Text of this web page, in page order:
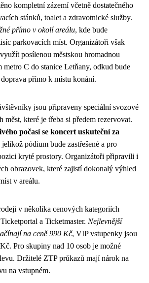
kompletní zázemí včetně dostatečného
stánků, toalet a zdravotnické služby.
přímo v okolí areálu, kde bude
parkovacích míst. Organizátoři však
posílenou městskou hromadnou
metro C do stanice Letňany, odkud bude
přímo k místu konání.
jsou připraveny speciální svozové
měst, které je třeba si předem rezervovat.
počasí se koncert uskuteční za
jelikož pódium bude zastřešené a pro
kryté prostory. Organizátoři připravili i
obrazovek, které zajistí dokonalý výhled
v areálu.
v několika cenových kategoriích
a Ticketmaster. Nejlevnější
na ceně 990 Kč, VIP vstupenky jsou
Pro skupiny nad 10 osob je možné
Držitelé ZTP průkazů mají nárok na
na vstupném.